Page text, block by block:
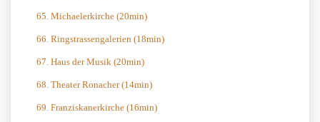
65. Michaelerkirche (20min)
66. Ringstrassengalerien (18min)
67. Haus der Musik (20min)
68. Theater Ronacher (14min)
69. Franziskanerkirche (16min)